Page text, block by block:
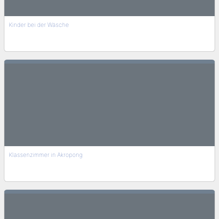
Kinder bei der Wäsche
Klassenzimmer in Akropong